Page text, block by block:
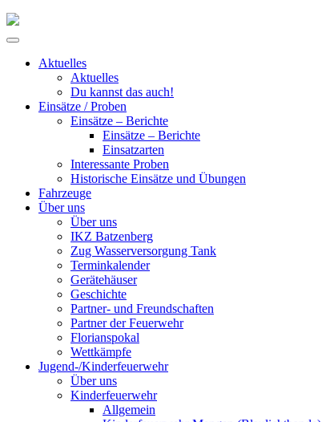
Skip
Primary
Aktuelles
Aktuelles
Du kannst das auch!
Einsätze / Proben
Einsätze – Berichte
Einsätze – Berichte
Einsatzarten
Interessante Proben
Historische Einsätze und Übungen
Fahrzeuge
Über uns
Über uns
IKZ Batzenberg
Zug Wasserversorgung Tank
Terminkalender
Gerätehäuser
Geschichte
Partner- und Freundschaften
Partner der Feuerwehr
Florianspokal
Wettkämpfe
Jugend-/Kinderfeuerwehr
Über uns
Kinderfeuerwehr
Allgemein